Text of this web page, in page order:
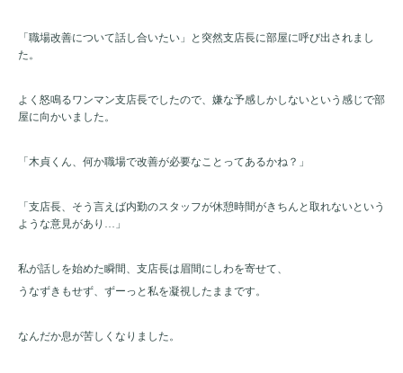
「職場改善について話し合いたい」と突然支店長に部屋に呼び出されまし
た。
よく怒鳴るワンマン支店長でしたので、嫌な予感しかしないという感じで部
屋に向かいました。
「木貞くん、何か職場で改善が必要なことってあるかね？」
「支店長、そう言えば内勤のスタッフが休憩時間がきちんと取れないという
ような意見があり…」
私が話しを始めた瞬間、支店長は眉間にしわを寄せて、
うなずきもせず、ずーっと私を凝視したままです。
なんだか息が苦しくなりました。